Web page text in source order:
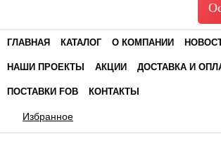
ГЛАВНАЯ КАТАЛОГ О КОМПАНИИ
НАШИ ПРОЕКТЫ АКЦИИ ДОСТАВКА И
ПОСТАВКИ FOB КОНТАКТЫ
Избранное